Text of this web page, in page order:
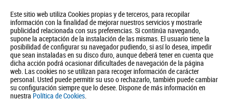
Este sitio web utiliza Cookies propias y de terceros, para recopilar
información con la finalidad de mejorar nuestros servicios y mostrarle
publicidad relacionada con sus preferencias. Si continúa navegando,
supone la aceptación de la instalación de las mismas. El usuario tiene la
posibilidad de configurar su navegador pudiendo, si así lo desea, impedir
que sean instaladas en su disco duro, aunque deberá tener en cuenta que
dicha acción podrá ocasionar dificultades de navegación de la página
web. Las cookies no se utilizan para recoger información de carácter
personal. Usted puede permitir su uso o rechazarlo, también puede cambiar
su configuración siempre que lo desee. Dispone de más información en
nuestra Política de Cookies.
Quiénes somos Turismo Política de Privacidad Aviso Legal
Política de Cookies
BUSCAR